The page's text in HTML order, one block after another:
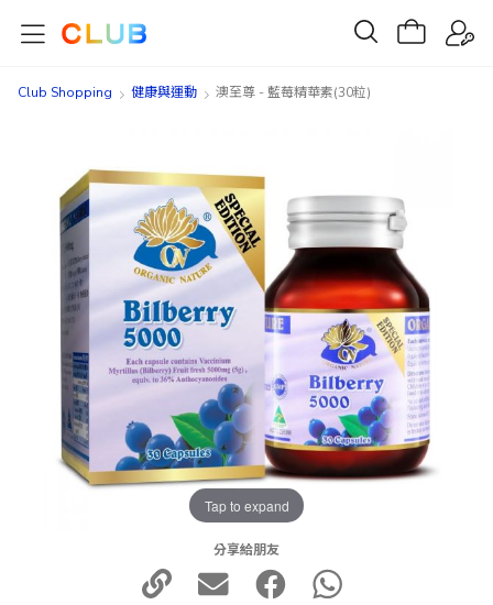
Club Shopping 健康與運動 澳至尊 - 藍莓精華素(30粒)
beginning
Tap to expand
分享給朋友